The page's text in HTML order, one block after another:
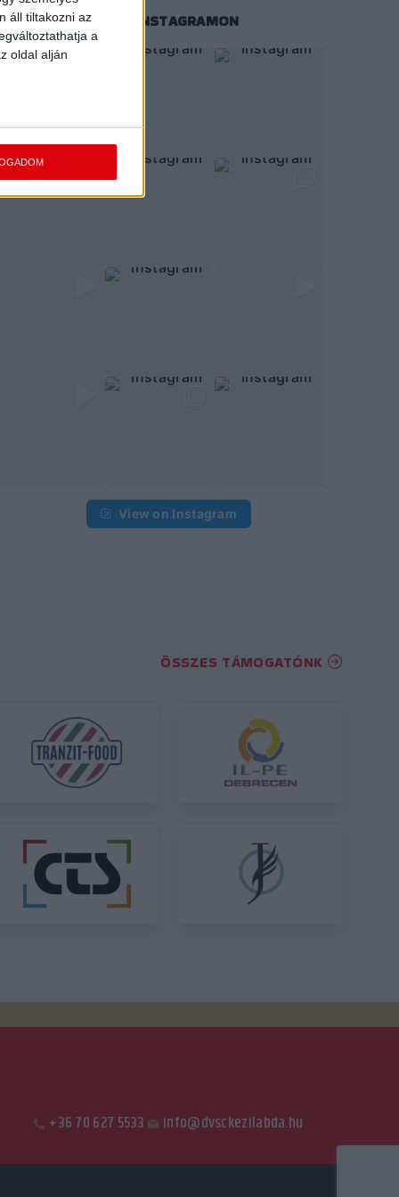
áll tiltakozni az
a
oldal alján
KÖVESS MINKET INSTAGRAMON
View on Instagram
ÖSSZES TÁMOGATÓNK
+36 70 627 5533 info@dvsckezilabda.hu